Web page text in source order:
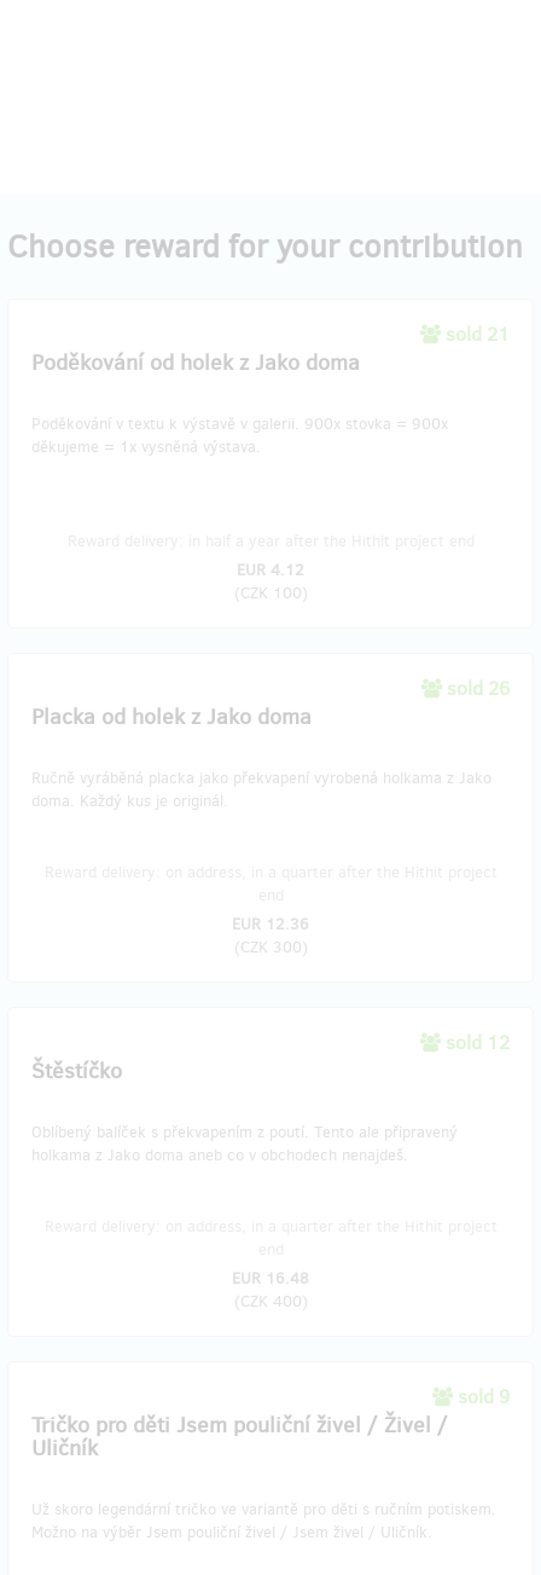
Choose reward for your contribution
sold 21
Poděkování od holek z Jako doma
Poděkování v textu k výstavě v galerii. 900x stovka = 900x
děkujeme = 1x vysněná výstava.
EUR 4.12
(CZK 100)
sold 26
Placka od holek z Jako doma
Ručně vyráběná placka jako překvapení vyrobená holkama z Jako
doma. Každý kus je originál.
EUR 12.36
(CZK 300)
sold 12
Štěstíčko
Oblíbený balíček s překvapením z poutí. Tento ale připravený
holkama z Jako doma aneb co v obchodech nenajdeš.
EUR 16.48
(CZK 400)
sold 9
Tričko pro děti Jsem pouliční živel / Živel /
Uličník
Už skoro legendární tričko ve variantě pro děti s ručním potiskem.
Možno na výběr Jsem pouliční živel / Jsem živel / Uličník.